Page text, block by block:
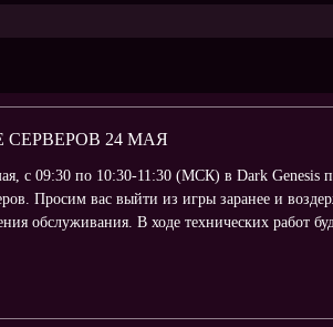
24 МАЯ
с 09:30 по 10:30-11:30 (МСК) в Dark Genesis
Просим вас выйти из игры заранее и
обслуживания. В ходе технических работ